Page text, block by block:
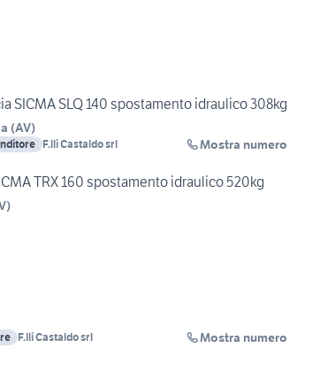
SICMA SLQ 140 spostamento idraulico 308kg
(AV)
F.lli Castaldo srl Mostra numero
TRX 160 spostamento idraulico 520kg
)
F.lli Castaldo srl Mostra numero